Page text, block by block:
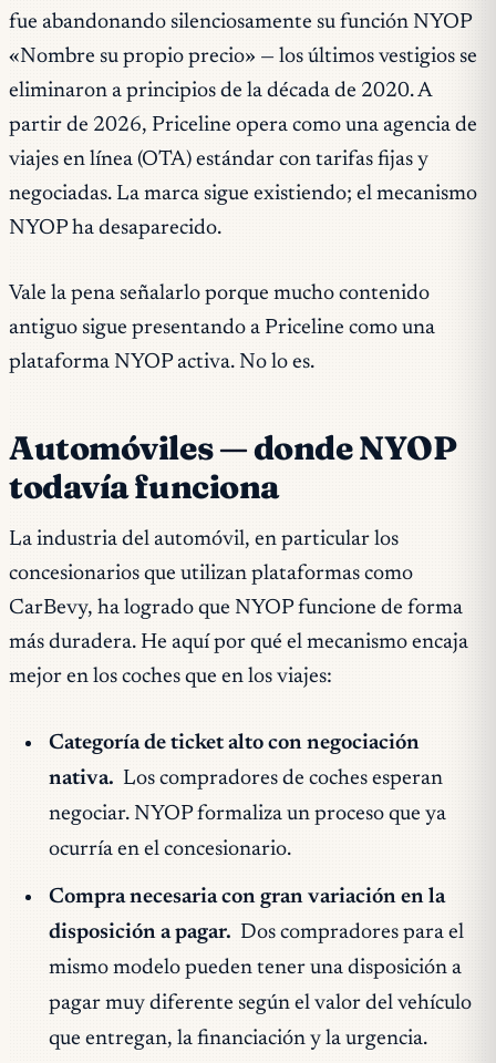
fue abandonando silenciosamente su función NYOP
«Nombre su propio precio» — los últimos vestigios se
eliminaron a principios de la década de 2020. A
partir de 2026, Priceline opera como una agencia de
viajes en línea (OTA) estándar con tarifas fijas y
negociadas. La marca sigue existiendo; el mecanismo
NYOP ha desaparecido.
Vale la pena señalarlo porque mucho contenido
antiguo sigue presentando a Priceline como una
plataforma NYOP activa. No lo es.
Automóviles — donde NYOP
todavía funciona
La industria del automóvil, en particular los
concesionarios que utilizan plataformas como
CarBevy, ha logrado que NYOP funcione de forma
más duradera. He aquí por qué el mecanismo encaja
mejor en los coches que en los viajes:
Categoría de ticket alto con negociación
nativa. Los compradores de coches esperan
negociar. NYOP formaliza un proceso que ya
ocurría en el concesionario.
Compra necesaria con gran variación en la
disposición a pagar. Dos compradores para el
mismo modelo pueden tener una disposición a
pagar muy diferente según el valor del vehículo
que entregan, la financiación y la urgencia.